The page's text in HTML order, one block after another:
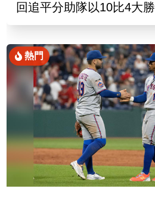
回追平分助隊以10比4大勝
熱門